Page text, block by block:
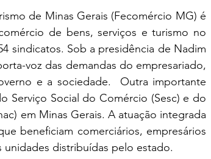
de Minas Gerais (Fecomércio MG) é
de bens, serviços e turismo no
sindicatos. Sob a presidência de Nadim
voz das demandas do empresariado,
e a sociedade.  Outra importante
Serviço Social do Comércio (Sesc) e do
em Minas Gerais. A atuação integrada
beneficiam comerciários, empresários
unidades distribuídas pelo estado.